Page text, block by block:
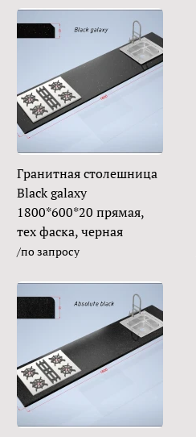
Гранитная столешница
Black galaxy
1800*600*20 прямая,
тех фаска, черная
/по запросу